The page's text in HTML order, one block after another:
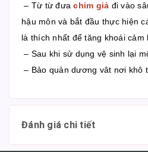
– Từ từ đưachim giả đi vào
hậu môn và bắt đầu thực hiện
là thích nhất để tăng khoái cảm
– Sau khi sử dụng vệ sinh lại
– Bảo quản dương vât nơi khô
Đánh giá chi tiết